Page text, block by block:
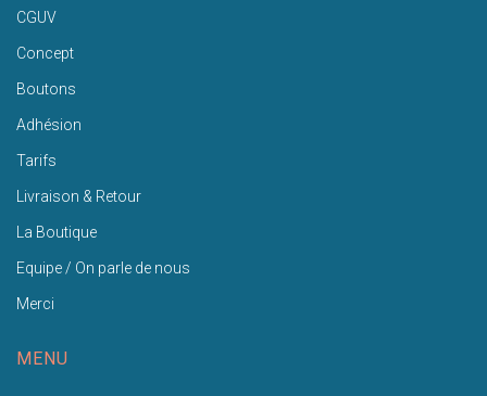
CGUV
Concept
Boutons
Adhésion
Tarifs
Livraison & Retour
La Boutique
Equipe / On parle de nous
Merci
MENU